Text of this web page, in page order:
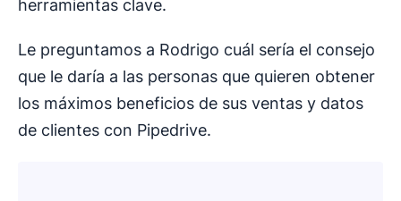
herramientas clave.
Le preguntamos a Rodrigo cuál sería el consejo
que le daría a las personas que quieren obtener
los máximos beneficios de sus ventas y datos
de clientes con Pipedrive.